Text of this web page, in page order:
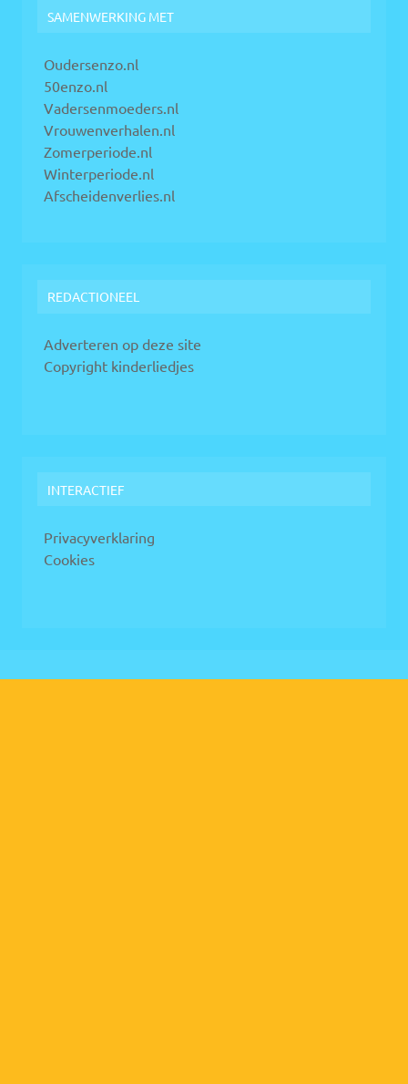
SAMENWERKING MET
Oudersenzo.nl
50enzo.nl
Vadersenmoeders.nl
Vrouwenverhalen.nl
Zomerperiode.nl
Winterperiode.nl
Afscheidenverlies.nl
REDACTIONEEL
Adverteren op deze site
Copyright kinderliedjes
INTERACTIEF
Privacyverklaring
Cookies